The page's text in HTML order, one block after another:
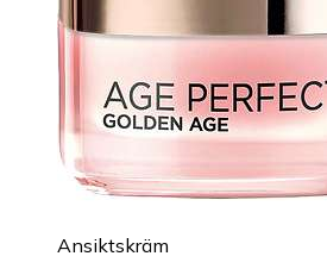
Ansiktskräm